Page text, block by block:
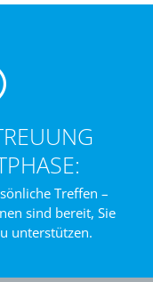
Treffen –
sind bereit, Sie
unterstützen.